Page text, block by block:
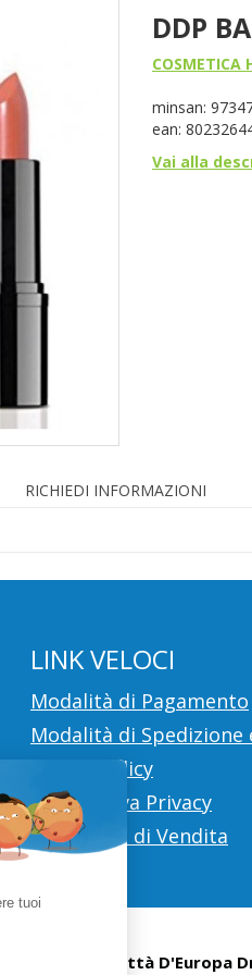
DDP
COSMETICA
minsan:
ean:
Vai alla
RICHIEDI INFORMAZIONI
LINK VELOCI
Modalità di Pagamento
Modalità di Spedizione
Cookie Policy
Informativa Privacy
Condizioni di Vendita
Farmacia Città D'Europa